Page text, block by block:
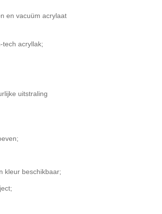
en vacuüm acrylaat
tech acryllak;
uitstraling
kleur beschikbaar;